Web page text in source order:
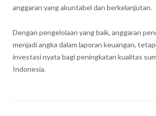
anggaran yang akuntabel dan berkelanjutan.
Dengan pengelolaan yang baik, anggaran
menjadi angka dalam laporan keuangan,
investasi nyata bagi peningkatan kualitas
Indonesia.